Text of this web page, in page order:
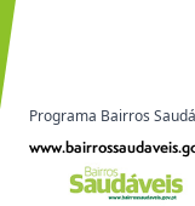
Programa Bairros